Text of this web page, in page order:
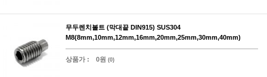
무두렌치볼트 (막대끝 DIN915) SUS304
M8(8mm,10mm,12mm,16mm,20mm,25mm,30mm,40mm)
상품가 : 0원 (0)